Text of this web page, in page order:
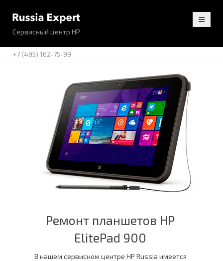
Сервисный центр HP
+7 (495) 162-75-99
Ремонт планшетов HP
ElitePad 900
В нашем сервисном центре HP Russia имеется